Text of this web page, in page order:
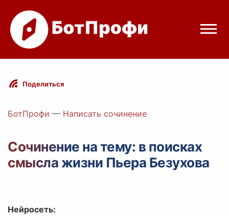
Режимы бота
Цены
Вход с Telegram
Поделиться
БотПрофи — Написать сочинение
Сочинение на тему: в поисках
смысла жизни Пьера Безухова
Нейросеть: